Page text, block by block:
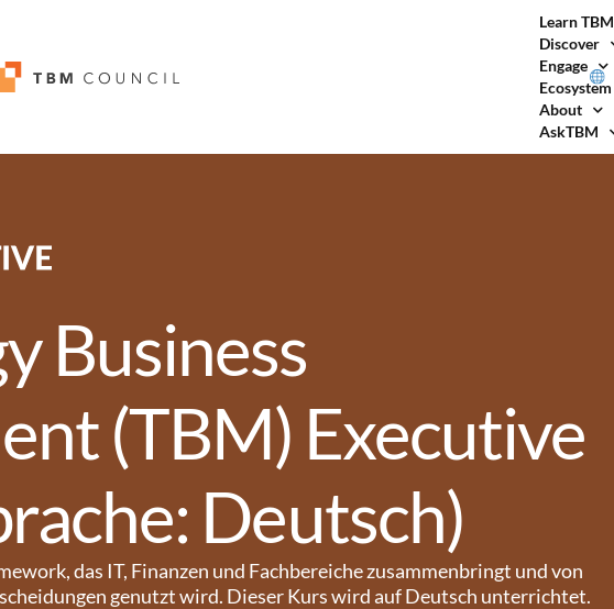
Learn TBM
Discover
Engage
Ecosystem
About
AskTBM
Business
(TBM) Executive
Deutsch)
das IT, Finanzen und Fachbereiche zusammenbringt und von
genutzt wird. Dieser Kurs wird auf Deutsch unterrichtet.